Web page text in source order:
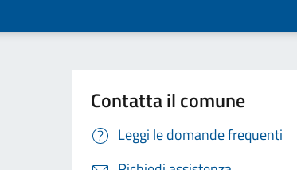
Contatta il comune
Leggi le domande frequenti